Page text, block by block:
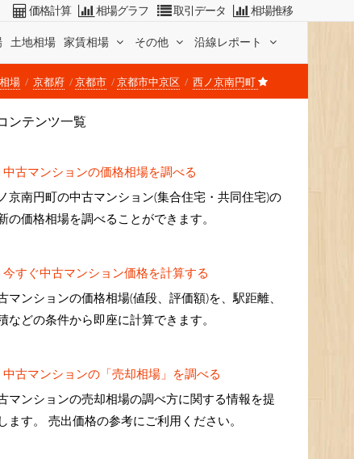
土地相場 家賃相場 その他 沿線レポート
価格計算 相場グラフ 取引データ 相場推移
場 京都府 京都市 京都市中京区 西ノ京南円町
ンテンツ一覧
中古マンションの価格相場を調べる
京南円町の中古マンション(集合住宅・共同住宅)の
の価格相場を調べることができます。
今すぐ中古マンション価格を計算する
マンションの価格相場(値段、評価額)を、駅距離、
などの条件から即座に計算できます。
中古マンションの「売却相場」を調べる
マンションの売却相場の調べ方に関する情報を提
ます。 売出価格の参考にご利用ください。